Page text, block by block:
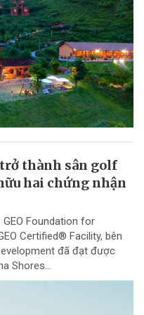
thành sân golf
hai chứng nhận
Foundation for
Certified® Facility, bên
đã đạt được
Shores...